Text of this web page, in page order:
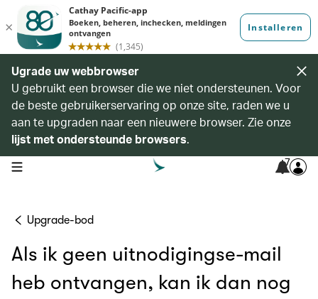
Ugrade uw webbrowser
U gebruikt een browser die we niet ondersteunen. Voor
de beste gebruikerservaring op onze site, raden we u
aan te upgraden naar een nieuwere browser. Zie onze
lijst met ondersteunde browsers.
open navigation menu 7
Upgrade-bod
Als ik geen uitnodigingse-mail
heb ontvangen, kan ik dan nog